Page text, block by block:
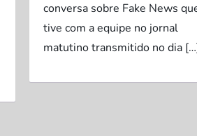
conversa sobre Fake News
tive com a equipe no jornal
matutino transmitido no dia